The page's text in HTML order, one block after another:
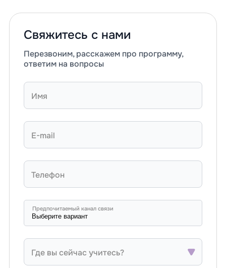
Свяжитесь с нами
Перезвоним, расскажем про программу,
ответим на вопросы
Имя
E-mail
Телефон
Предпочитаемый канал связи
Где вы сейчас учитесь?